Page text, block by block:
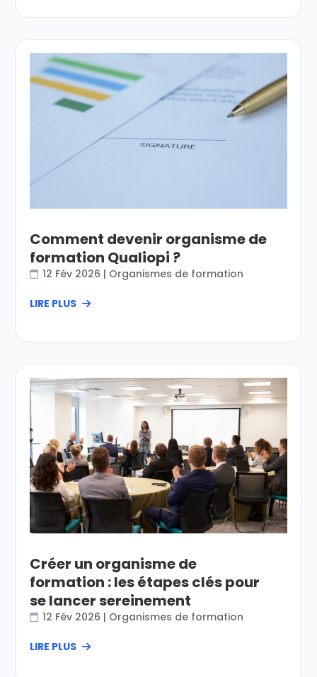
Comment devenir organisme de
formation Qualiopi ?
12 Fév 2026 | Organismes de formation
LIRE PLUS
Créer un organisme de
formation : les étapes clés pour
se lancer sereinement
12 Fév 2026 | Organismes de formation
LIRE PLUS